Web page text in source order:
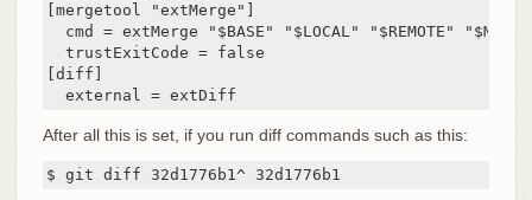
[mergetool "extMerge"]
cmd = extMerge "$BASE" "$LOCAL" "$REMOTE"
  trustExitCode = false
[diff]
  external = extDiff
After all this is set, if you run diff commands such as this:
$ git diff 32d1776b1^ 32d1776b1